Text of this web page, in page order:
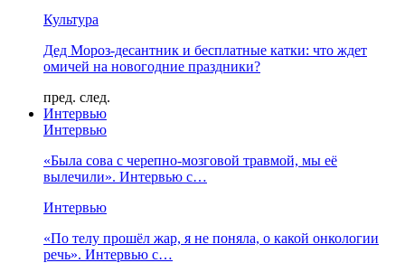
Культура
Дед Мороз-десантник и бесплатные катки: что ждет
омичей на новогодние праздники?
пред. след.
Интервью
Интервью
«Была сова с черепно-мозговой травмой, мы её
вылечили». Интервью с…
Интервью
«По телу прошёл жар, я не поняла, о какой онкологии
речь». Интервью с…